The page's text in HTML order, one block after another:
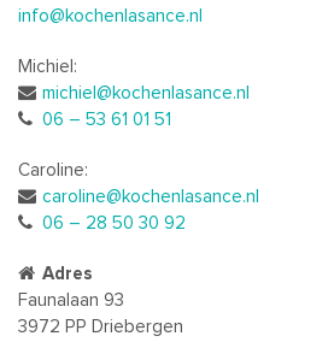
info@kochenlasance.nl
Michiel:
michiel@kochenlasance.nl
06 – 53 61 01 51
Caroline:
caroline@kochenlasance.nl
06 – 28 50 30 92
Adres
Faunalaan 93
3972 PP Driebergen